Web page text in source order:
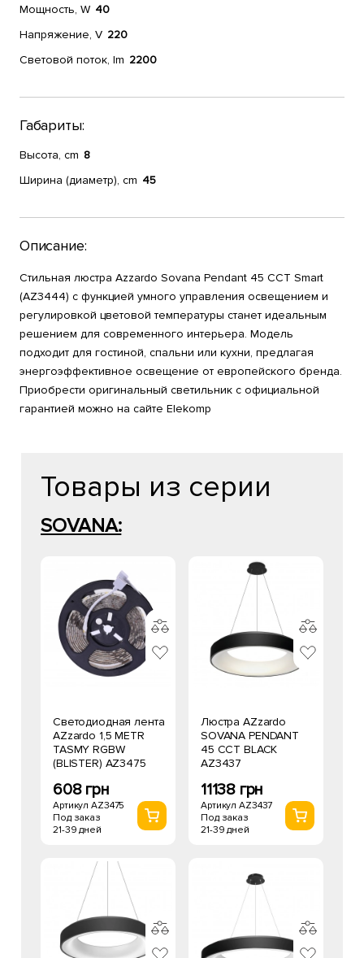
Мощность, W 40
Напряжение, V 220
Световой поток, lm 2200
Габариты:
Высота, cm 8
Ширина (диаметр), cm 45
Описание:
Стильная люстра Azzardo Sovana Pendant 45 CCT Smart
(AZ3444) с функцией умного управления освещением и
регулировкой цветовой температуры станет идеальным
решением для современного интерьера. Модель
подходит для гостиной, спальни или кухни, предлагая
энергоэффективное освещение от европейского бренда.
Приобрести оригинальный светильник с официальной
гарантией можно на сайте Elekomp
Товары из серии
SOVANA:
Светодиодная лента
AZzardo 1,5 METR
TASMY RGBW
(BLISTER) AZ3475
608 грн
Артикул AZ3475
Под заказ
21-39 дней
Люстра AZzardo
SOVANA PENDANT
45 CCT BLACK
AZ3437
11138 грн
Артикул AZ3437
Под заказ
21-39 дней